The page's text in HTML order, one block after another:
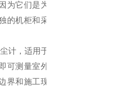
为它们是为短测
的机柜和采样管
计，适用于户外
可测量室外的粉
界和施工现场的